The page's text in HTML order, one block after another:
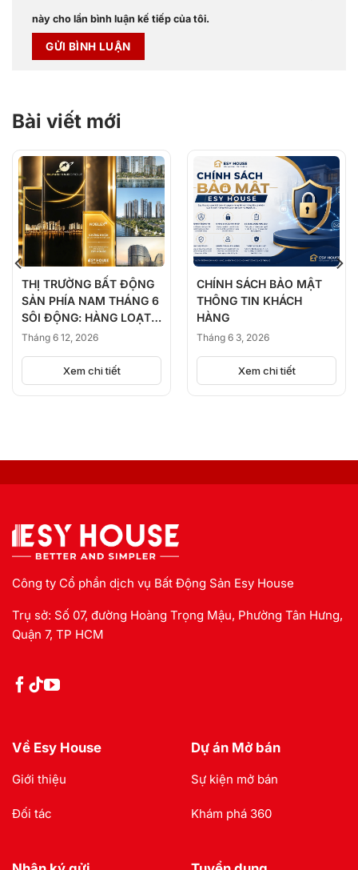
này cho lần bình luận kế tiếp của tôi.
Bài viết mới
THỊ TRƯỜNG BẤT ĐỘNG
SẢN PHÍA NAM THÁNG 6
SÔI ĐỘNG: HÀNG LOẠT
DỰ ÁN ĐỒNG LOẠT
NGUỒN CUNG
Tháng 6 12, 2026
Xem chi tiết
CHÍNH SÁCH BẢO MẬT
THÔNG TIN KHÁCH
HÀNG
Tháng 6 3, 2026
Xem chi tiết
Công ty Cổ phần dịch vụ Bất Động Sản Esy House
Trụ sở: Số 07, đường Hoàng Trọng Mậu, Phường Tân Hưng,
Quận 7, TP HCM
Về Esy House
Giới thiệu
Đối tác
Dự án Mở bán
Sự kiện mở bán
Khám phá 360